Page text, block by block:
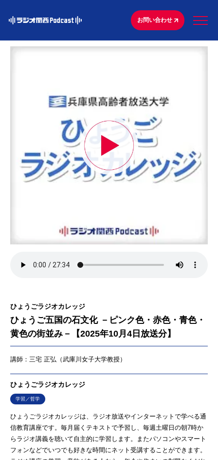
お問い合わせ
ひょうごラジオカレッジ
ひょうご五国の石文化 －ピンク色・赤色・青色・
黄色の街並み－【2025年10月4日放送分】
講師：三宅 正弘（武庫川女子大学教授）
ひょうごラジオカレッジ
学習／哲学
ひょうごラジオカレッジは、ラジオ放送やインターネットで学べる通
信教育講座です。毎月届くテキストで予習し、毎週土曜日の朝7時か
らラジオ講義を聴いて自主的に学習します。またパソコンやスマート
フォンなどでいつでも好きな時間にネット受講することができます。